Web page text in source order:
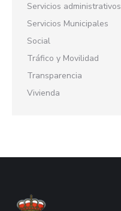
Servicios administrativos
Servicios Municipales
Social
Tráfico y Movilidad
Transparencia
Vivienda